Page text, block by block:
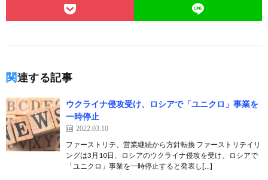
関連する記事
ウクライナ侵攻受け、ロシアで「ユニクロ」事業を
一時停止
2022.03.10
ファーストリテ、営業継続から方針転換 ファーストリテイリ
ングは3月10日、ロシアのウクライナ侵攻を受け、ロシアで
「ユニクロ」事業を一時停止すると発表し[…]